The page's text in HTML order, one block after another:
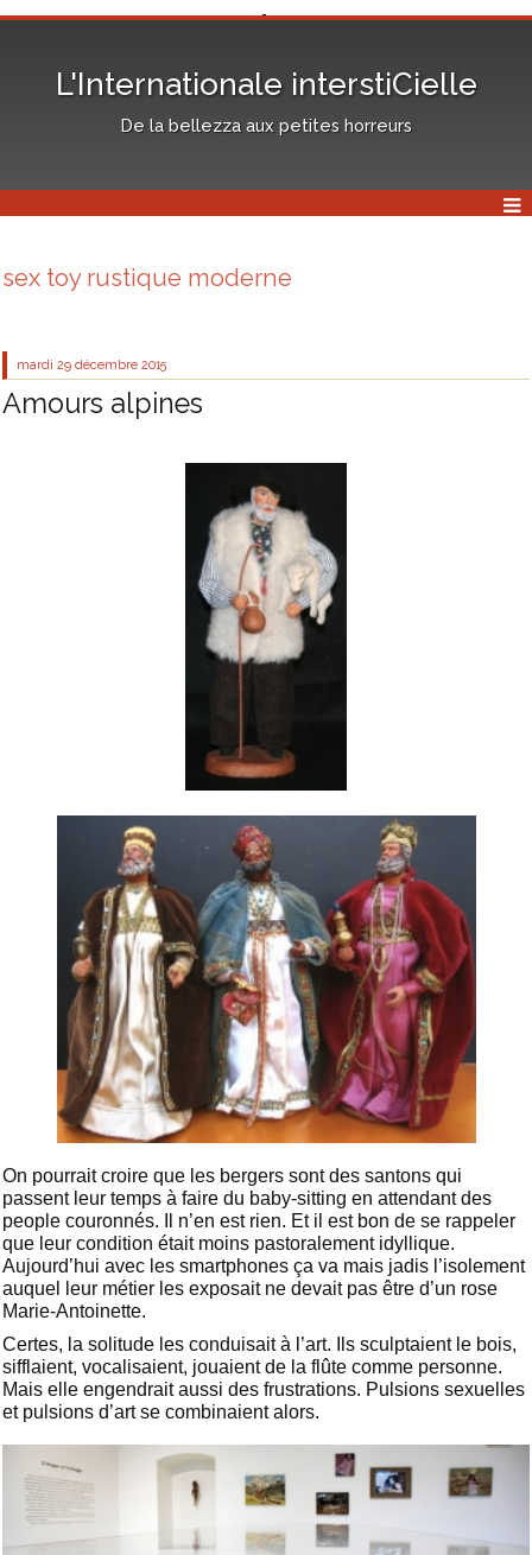
L'Internationale interstiCielle
De la bellezza aux petites horreurs
sex toy rustique moderne
mardi 29 décembre 2015
Amours alpines
On pourrait croire que les bergers sont des santons qui
passent leur temps à faire du baby-sitting en attendant des
people couronnés. Il n’en est rien. Et il est bon de se rappeler
que leur condition était moins pastoralement idyllique.
Aujourd’hui avec les smartphones ça va mais jadis l’isolement
auquel leur métier les exposait ne devait pas être d’un rose
Marie-Antoinette.
Certes, la solitude les conduisait à l’art. Ils sculptaient le bois,
sifflaient, vocalisaient, jouaient de la flûte comme personne.
Mais elle engendrait aussi des frustrations. Pulsions sexuelles
et pulsions d’art se combinaient alors.